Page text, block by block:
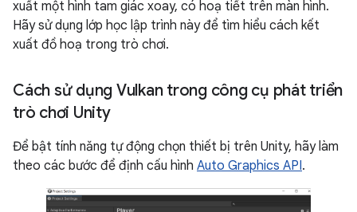
xuất một hình tam giác xoay, có hoạ tiết trên màn hình.
Hãy sử dụng lớp học lập trình này để tìm hiểu cách kết
xuất đồ hoạ trong trò chơi.
Cách sử dụng Vulkan trong công cụ phát triển
trò chơi Unity
Để bật tính năng tự động chọn thiết bị trên Unity, hãy làm
theo các bước để định cấu hình Auto Graphics API.